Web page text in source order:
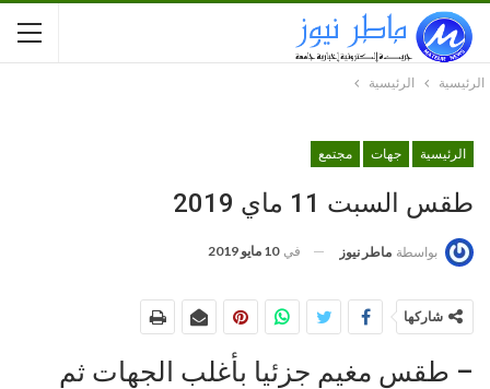
الرئيسية الرئيسية
الرئيسية جهات مجتمع
طقس السبت 11 ماي 2019
بواسطة ماطر نيوز في 10 مايو 2019
شاركها
– طقس مغيم جزئيا بأغلب الجهات ثم